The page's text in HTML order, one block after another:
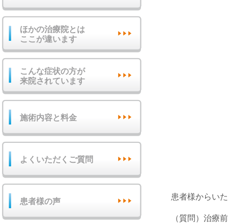
患者様からい
（質問）治療
ほかの治療院とは
ここが違います
こんな症状の方が
来院されています
施術内容と料金
よくいただくご質問
患者様の声